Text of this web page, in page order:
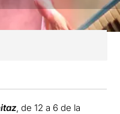
, de 12 a 6 de la